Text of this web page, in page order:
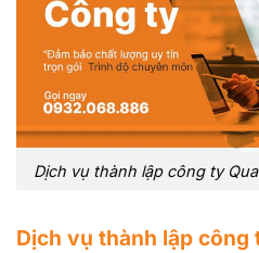
Dịch vụ thành lập công ty
Dịch vụ thành lập công